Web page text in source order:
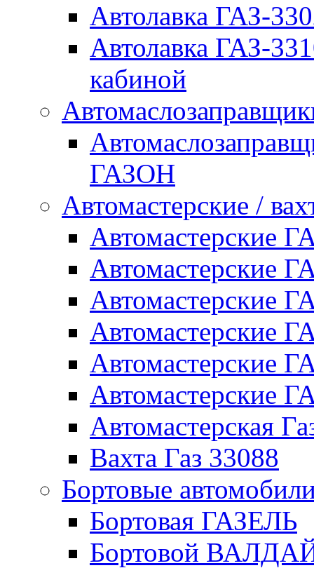
Автолавка ГАЗ-
Автолавка ГАЗ-
кабиной
ГАЗОН
Автомастерские /
Автомастерские
Автомастерские
Автомастерские
Автомастерские
Автомастерские
Автомастерская
Вахта Газ 33088
Бортовые
Бортовая ГАЗЕЛЬ
Бортовой